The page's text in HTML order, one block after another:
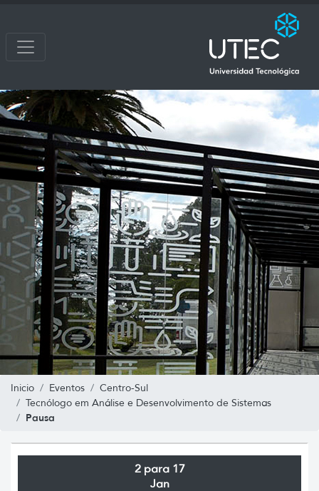
Inicio Eventos
Centro-Sul
Tecnólogo em Análise e Desenvolvimento de Sistemas
Pausa
2 para 17
Jan